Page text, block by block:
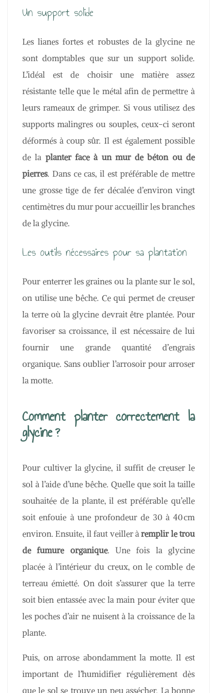
Un support solide
Les lianes fortes et robustes de la glycine ne
sont domptables que sur un support solide.
L’idéal est de choisir une matière assez
résistante telle que le métal afin de permettre à
leurs rameaux de grimper. Si vous utilisez des
supports malingres ou souples, ceux-ci seront
déformés à coup sûr. Il est également possible
de la planter face à un mur de béton ou de
pierres. Dans ce cas, il est préférable de mettre
une grosse tige de fer décalée d’environ vingt
centimètres du mur pour accueillir les branches
de la glycine.
Les outils nécessaires pour sa plantation
Pour enterrer les graines ou la plante sur le sol,
on utilise une bêche. Ce qui permet de creuser
la terre où la glycine devrait être plantée. Pour
favoriser sa croissance, il est nécessaire de lui
fournir une grande quantité d’engrais
organique. Sans oublier l’arrosoir pour arroser
la motte.
Comment planter correctement la
glycine ?
Pour cultiver la glycine, il suffit de creuser le
sol à l’aide d’une bêche. Quelle que soit la taille
souhaitée de la plante, il est préférable qu’elle
soit enfouie à une profondeur de 30 à 40 cm
environ. Ensuite, il faut veiller àremplir le trou
de fumure organique. Une fois la glycine
placée à l’intérieur du creux, on le comble de
terreau émietté. On doit s’assurer que la terre
soit bien entassée avec la main pour éviter que
les poches d’air ne nuisent à la croissance de la
plante.
Puis, on arrose abondamment la motte. Il est
important de l’humidifier régulièrement dès
que le sol se trouve un peu assécher. La bonne